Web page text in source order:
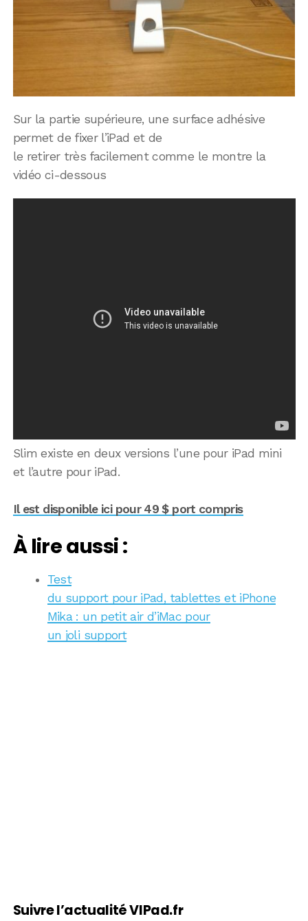
Sur la partie supérieure, une surface adhésive
permet de fixer l’iPad et de
le retirer très facilement comme le montre la
vidéo ci-dessous
Slim existe en deux versions l’une pour iPad mini
et l’autre pour iPad.
Il est disponible ici pour 49 $ port compris
À lire aussi :
Test
du support pour iPad, tablettes et iPhone
Mika : un petit air d’iMac pour
un joli support
Suivre l’actualité VIPad.fr